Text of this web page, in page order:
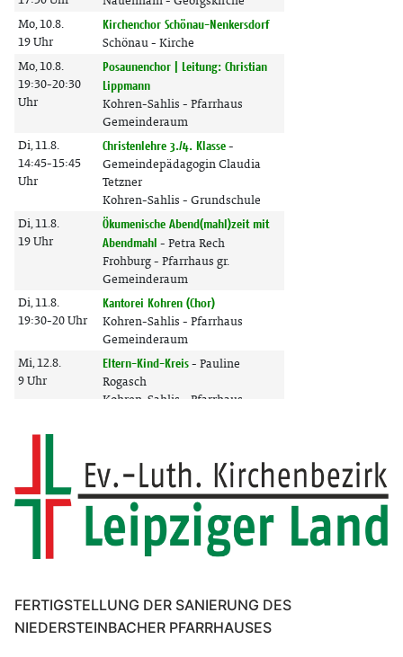
FERTIGSTELLUNG DER SANIERUNG DES
NIEDERSTEINBACHER PFARRHAUSES